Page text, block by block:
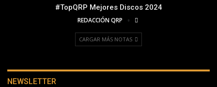
#TopQRP Mejores Discos 2024
REDACCIÓN QRP
CARGAR MÁS NOTAS
NEWSLETTER